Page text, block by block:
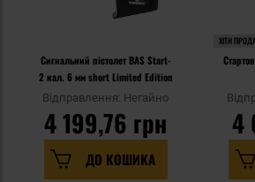
Сигнальний пістолет BAS Start-
2 кал. 6 мм short Limited Edition
Відправлення: Негайно
4 199,76 грн
ДО КОШИКА
ХІТИ
4